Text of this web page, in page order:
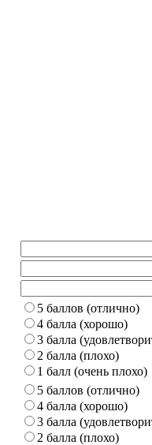
5 баллов (отлично)
4 балла (хорошо)
3 балла
2 балла (плохо)
1 балл (очень плохо)
5 баллов (отлично)
4 балла (хорошо)
3 балла
2 балла (плохо)